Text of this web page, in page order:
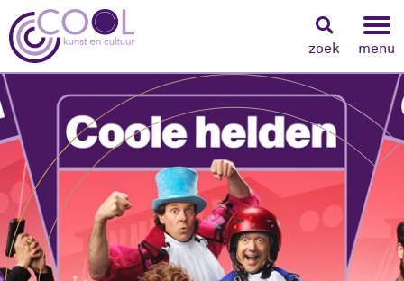
Navigeer naar content
zoek menu